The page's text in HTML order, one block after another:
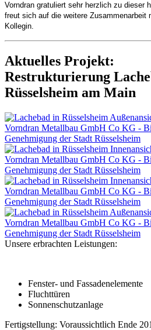
Vorndran gratuliert sehr herzlich zu dieser
freut sich auf die weitere Zusammenarbeit
Kollegin.
Aktuelles Projekt:
Restrukturierung
Rüsselsheim am Main
Unsere erbrachten Leistungen:
Fenster- und Fassadenelemente
Fluchttüren
Sonnenschutzanlage
Fertigstellung: Voraussichtlich Ende